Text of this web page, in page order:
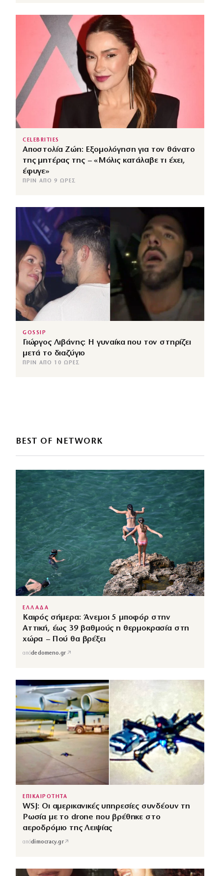
CELEBRITIES
Αποστολία Ζώη: Εξομολόγηση για τον θάνατο
της μητέρας της – «Μόλις κατάλαβε τι έχει,
έφυγε»
ΠΡΙΝ ΑΠΌ 9 ΏΡΕΣ
GOSSIP
Γιώργος Λιβάνης: Η γυναίκα που τον στηρίζει
μετά το διαζύγιο
ΠΡΙΝ ΑΠΌ 10 ΏΡΕΣ
BEST OF NETWORK
ΕΛΛΑΔΑ
Καιρός σήμερα: Άνεμοι 5 μποφόρ στην
Αττική, έως 39 βαθμούς η θερμοκρασία στη
χώρα – Πού θα βρέξει
απόdedomeno.gr ↗
ΕΠΙΚΑΙΡΟΤΗΤΑ
WSJ: Οι αμερικανικές υπηρεσίες συνδέουν τη
Ρωσία με το drone που βρέθηκε στο
αεροδρόμιο της Λειψίας
απόdimocracy.gr↗